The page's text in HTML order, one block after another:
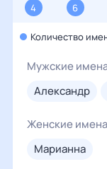
4 6
Количество
Мужские
александр
Женские имена
марианна